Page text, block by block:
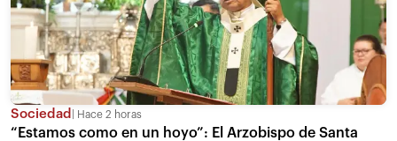
Sociedad Hace 2 horas
“Estamos como en un hoyo”: El Arzobispo de Santa